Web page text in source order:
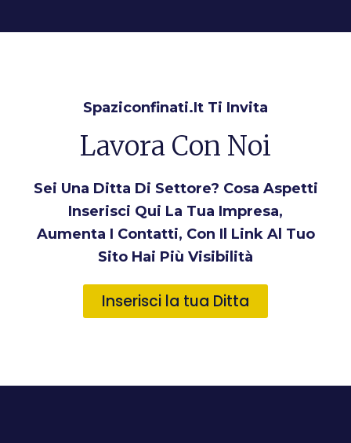
Spaziconfinati.it Ti Invita
Lavora Con Noi
Sei Una Ditta Di Settore? Cosa Aspetti
Inserisci Qui La Tua Impresa,
Aumenta I Contatti, Con Il Link Al Tuo
Sito Hai Più Visibilità
Inserisci la tua Ditta